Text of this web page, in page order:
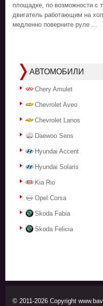
площадке, по возможности с
двигатель работающим на
медленно поверните руле ...
АВТОМОБИЛИ
Chery Amulet
Chevrolet Aveo
Chevrolet Lanos
Daewoo Sens
Hyundai Accent
Hyundai Solaris
Kia Rio
Opel Corsa
Skoda Fabia
Skoda Felicia
© 2011-2026 Copyright